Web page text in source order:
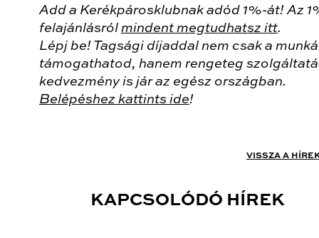
Add a Kerékpárosklubnak adód 1%-át! Az
felajánlásról mindent megtudhatsz itt.
Lépj be! Tagsági díjaddal nem csak a
támogathatod, hanem rengeteg
kedvezmény is jár az egész országban.
Belépéshez kattints ide!
VISSZA A
KAPCSOLÓDÓ HÍREK